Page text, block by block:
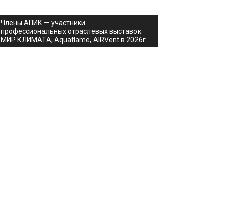
Члены АПИК — участники
профессиональных отраслевых выставок:
МИР КЛИМАТА, Aquaflame, AIRVent в 2026г.